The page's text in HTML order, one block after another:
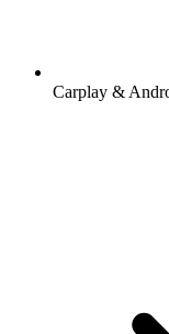
Carplay &